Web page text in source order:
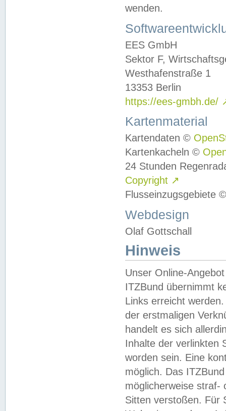
wenden.
EES GmbH
Sektor F,
Westhafenstraße 1
13353 Berlin
https://ees-gmbh.de/
Kartenmaterial
Kartendaten ©
Kartenkacheln ©
24 Stunden
Copyright ↗
Flusseinzugsgebiete
Webdesign
Olaf Gottschall
Hinweis
Unser Online-
ITZBund übernimmt
Links erreicht
der erstmaligen
handelt es sich
Inhalte der verlinkten
worden sein. Eine
möglich. Das
möglicherweise straf-
Sitten verstoßen. Für